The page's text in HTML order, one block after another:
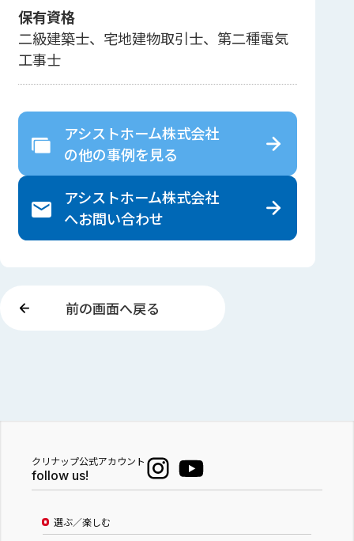
保有資格
二級建築士、宅地建物取引士、第二種電気
工事士
アシストホーム株式会社
の他の事例を見る
アシストホーム株式会社
へお問い合わせ
前の画面へ戻る
クリナップ公式アカウント
follow us!
選ぶ／楽しむ